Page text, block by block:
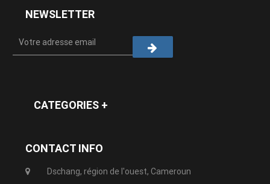
NEWSLETTER
CATEGORIES +
CONTACT INFO
Dschang, région de l'ouest, Cameroun